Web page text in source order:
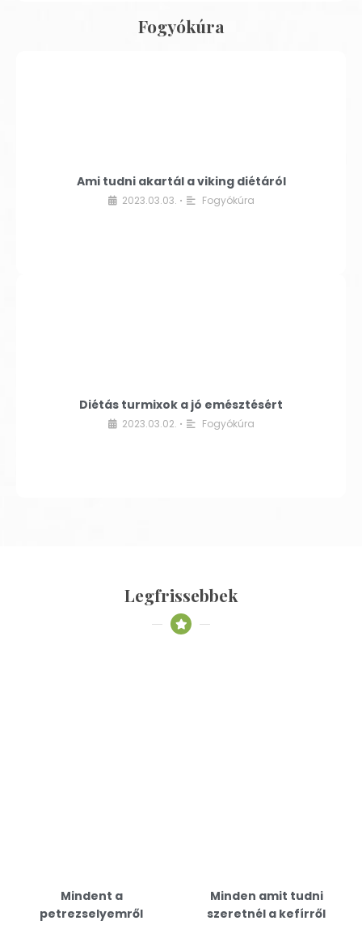
Fogyókúra
Ami tudni akartál a viking diétáról
2023.03.03. • Fogyókúra
Diétás turmixok a jó emésztésért
2023.03.02. • Fogyókúra
Legfrissebbek
Mindent a
petrezselyemről
Minden amit tudni
szeretnél a kefírről